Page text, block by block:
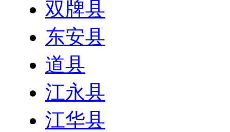
双牌县
东安县
道县
江永县
江华县